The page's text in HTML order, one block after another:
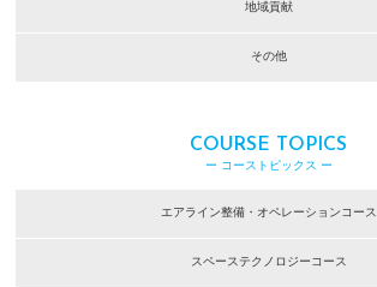
地域貢献
その他
COURSE TOPICS
ー コーストピックス ー
エアライン整備・オペレーションコース
スペーステクノロジーコース